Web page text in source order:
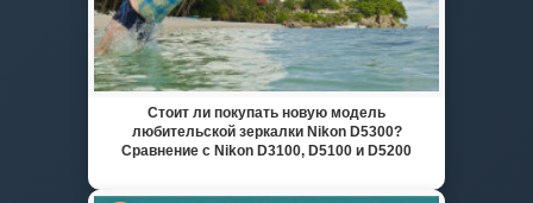
Стоит ли покупать новую модель
любительской зеркалки Nikon D5300?
Сравнение с Nikon D3100, D5100 и D5200